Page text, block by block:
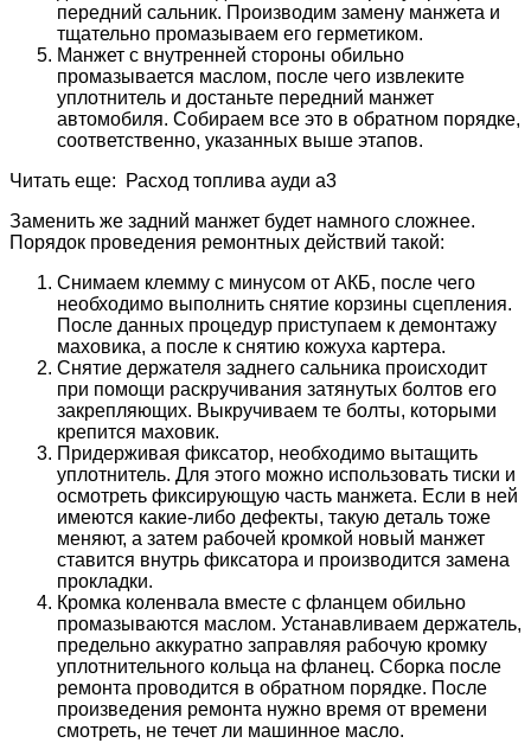
передний сальник. Производим замену манжета и
тщательно промазываем его герметиком.
Манжет с внутренней стороны обильно
промазывается маслом, после чего извлеките
уплотнитель и достаньте передний манжет
автомобиля. Собираем все это в обратном порядке,
соответственно, указанных выше этапов.
Читать еще: Расход топлива ауди а3
Заменить же задний манжет будет намного сложнее.
Порядок проведения ремонтных действий такой:
Снимаем клемму с минусом от АКБ, после чего
необходимо выполнить снятие корзины сцепления.
После данных процедур приступаем к демонтажу
маховика, а после к снятию кожуха картера.
Снятие держателя заднего сальника происходит
при помощи раскручивания затянутых болтов его
закрепляющих. Выкручиваем те болты, которыми
крепится маховик.
Придерживая фиксатор, необходимо вытащить
уплотнитель. Для этого можно использовать тиски и
осмотреть фиксирующую часть манжета. Если в ней
имеются какие-либо дефекты, такую деталь тоже
меняют, а затем рабочей кромкой новый манжет
ставится внутрь фиксатора и производится замена
прокладки.
Кромка коленвала вместе с фланцем обильно
промазываются маслом. Устанавливаем держатель,
предельно аккуратно заправляя рабочую кромку
уплотнительного кольца на фланец. Сборка после
ремонта проводится в обратном порядке. После
произведения ремонта нужно время от времени
смотреть, не течет ли машинное масло.